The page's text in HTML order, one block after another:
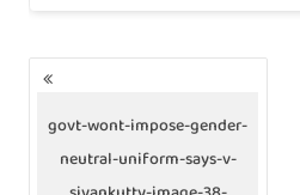
P
govt-wont-impose-gender-
neutral-uniform-says-v-